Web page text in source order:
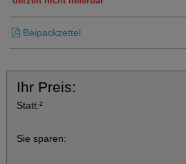
Beipackzettel
Ihr Preis:
Statt:²
Sie sparen: